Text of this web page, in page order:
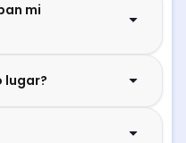
mi
lugar?